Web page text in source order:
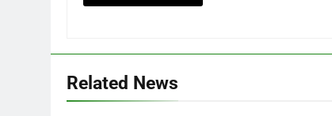
Related News